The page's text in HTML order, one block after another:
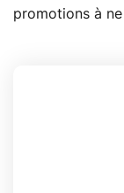
promotions à